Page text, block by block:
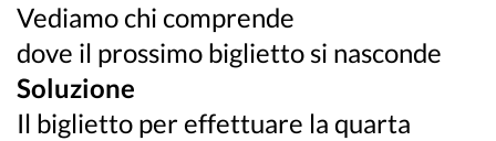
Vediamo chi comprende
dove il prossimo biglietto si nasconde
Soluzione
Il biglietto per effettuare la quarta